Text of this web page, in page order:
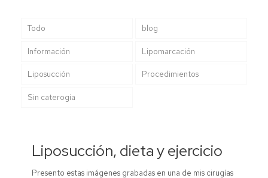
Todo blog
Información Lipomarcación
Liposucción Procedimientos
Sin caterogia
Liposucción, dieta y ejercicio
Presento estas imágenes grabadas en una de mis cirugías